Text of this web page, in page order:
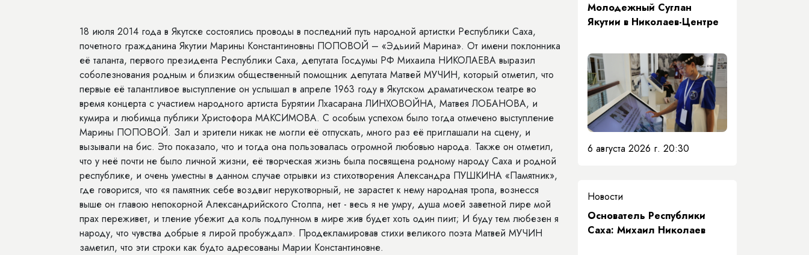
18 июля 2014 года в Якутске состоялись проводы в последний путь народной артистки Республики Саха,
почетного гражданина Якутии Марины Константиновны ПОПОВОЙ – «Эдьиий Марина». От имени поклонника
её таланта, первого президента Республики Саха, депутата Госдумы РФ Михаила НИКОЛАЕВА выразил
соболезнования родным и близким общественный помощник депутата Матвей МУЧИН, который отметил, что
первые её талантливое выступление он услышал в апреле 1963 году в Якутском драматическом театре во
время концерта с участием народного артиста Бурятии Лхасарана ЛИНХОВОЙНА, Матвея ЛОБАНОВА, и
кумира и любимца публики Христофора МАКСИМОВА. С особым успехом было тогда отмечено выступление
Марины ПОПОВОЙ. Зал и зрители никак не могли её отпускать, много раз её приглашали на сцену, и
вызывали на бис. Это показало, что и тогда она пользовалась огромной любовью народа. Также он отметил,
что у неё почти не было личной жизни, её творческая жизнь была посвящена родному народу Саха и родной
республике, и очень уместны в данном случае отрывки из стихотворения Александра ПУШКИНА «Памятник»,
где говорится, что «я памятник себе воздвиг нерукотворный, не зарастет к нему народная тропа, вознесся
выше он главою непокорной Александрийского Столпа, нет - весь я не умру, душа моей заветной лире мой
прах переживет, и тление убежит да коль подлунном в мире жив будет хоть один пиит; И буду тем любезен я
народу, что чувства добрые я лирой пробуждал». Продекламировав стихи великого поэта Матвей МУЧИН
заметил, что эти строки как будто адресованы Марии Константиновне.
Молодежный Суглан
Якутии в Николаев-Центре
6 августа 2026 г. 20:30
Новости
Основатель Республики
Саха: Михаил Николаев